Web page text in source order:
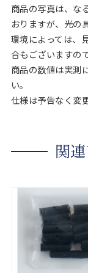
商品の写真は、な
おりますが、光の
環境によっては、
合もございますの
商品の数値は実測
い。
仕様は予告なく変
関